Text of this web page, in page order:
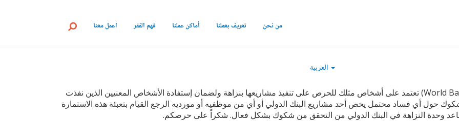
من نحن تعريف بعملنا أماكن عملنا فهم الفقر اعمل معنا
العربية
مجموعة البنك الدولي ("World Bank/IFC/MIGA/ICSID, “WBG) تعتمد على أشخاص مثلك للحرص على تنفيذ مشاريعها بنزاهة ولضمان إستفادة الأشخاص المعنيين الذين نفذت
حول أي فساد محتمل يخص أحد مشاريع البنك الدولي أو أي من موظفيه أو مورديه الرجع القيام بتعبئة هذه الاستمارة
وحدة النزاهة في البنك الدولي من التحقق من شكوك بشكل فعال. شكراً على حرصكم.